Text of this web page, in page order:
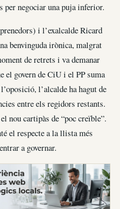
per negociar una puja inferior.
i l’exalcalde Ricard
benvinguda irònica, malgrat
de retrets i va demanar
el govern de CiU i el PP suma
l’alcalde ha hagut de
entre els regidors restants.
nou cartipàs de “poc creïble”.
el respecte a la llista més
a governar.